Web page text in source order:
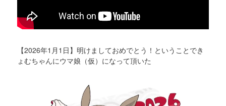
【2026年1月1日】明けましておめでとう！ということでき
ょむちゃんにウマ娘（仮）になって頂いた